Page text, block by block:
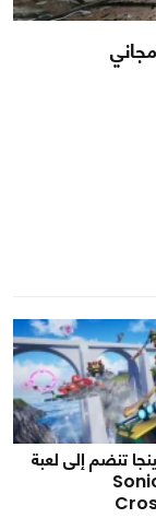
تنضم إلى لعبة